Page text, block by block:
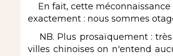
En fait, cette
exactement : nous sommes
NB. Plus prosaïquement :
villes chinoises on n'entend